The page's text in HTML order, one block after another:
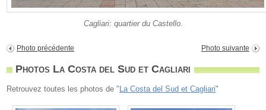
Cagliari: quartier du Castello.
Photo précédente Photo suivante
Photos La Costa del Sud et Cagliari
Retrouvez toutes les photos de " La Costa del Sud et Cagliari"